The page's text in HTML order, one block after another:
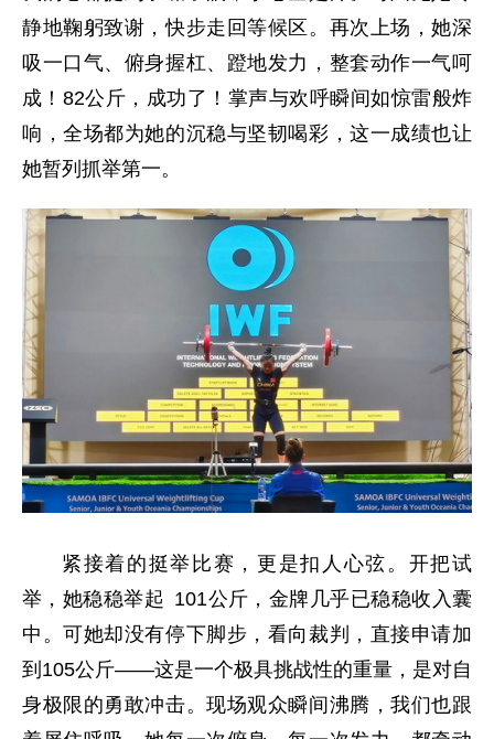
静地鞠躬致谢，快步走回等候区。再次上场，她深
吸一口气、俯身握杠、蹬地发力，整套动作一气呵
成！82公斤，成功了！掌声与欢呼瞬间如惊雷般炸
响，全场都为她的沉稳与坚韧喝彩，这一成绩也让
她暂列抓举第一。
紧接着的挺举比赛，更是扣人心弦。开把试
举，她稳稳举起 101公斤，金牌几乎已稳稳收入囊
中。可她却没有停下脚步，看向裁判，直接申请加
到105公斤——这是一个极具挑战性的重量，是对自
身极限的勇敢冲击。现场观众瞬间沸腾，我们也跟